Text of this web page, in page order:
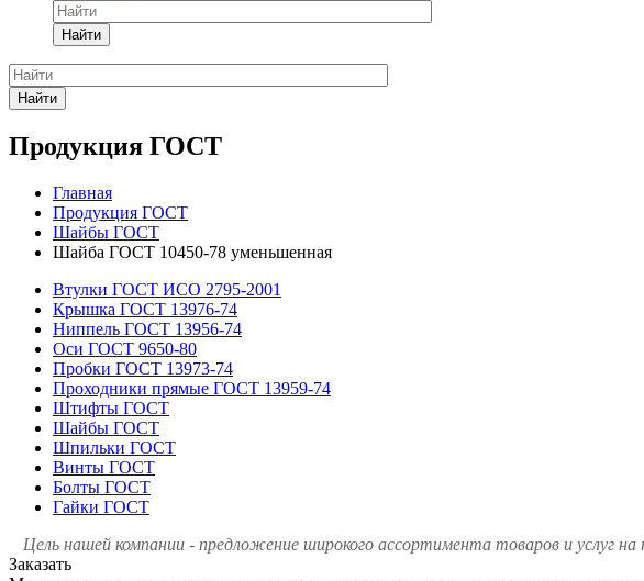
Найти
Найти
Продукция ГОСТ
Главная
Продукция ГОСТ
Шайбы ГОСТ
Шайба ГОСТ 10450-78 уменьшенная
Втулки ГОСТ ИСО 2795-2001
Крышка ГОСТ 13976-74
Ниппель ГОСТ 13956-74
Оси ГОСТ 9650-80
Пробки ГОСТ 13973-74
Проходники прямые ГОСТ 13959-74
Штифты ГОСТ
Шайбы ГОСТ
Шпильки ГОСТ
Винты ГОСТ
Болты ГОСТ
Гайки ГОСТ
Цель нашей компании - предложение широкого ассортимента товаров и услуг
Заказать